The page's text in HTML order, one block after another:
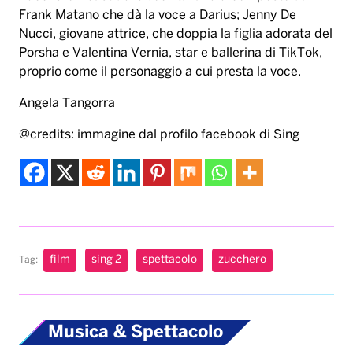
Frank Matano che dà la voce a Darius; Jenny De
Nucci, giovane attrice, che doppia la figlia adorata del
Porsha e Valentina Vernia, star e ballerina di TikTok,
proprio come il personaggio a cui presta la voce.
Angela Tangorra
@credits: immagine dal profilo facebook di Sing
Tag: film sing 2 spettacolo zucchero
Musica & Spettacolo